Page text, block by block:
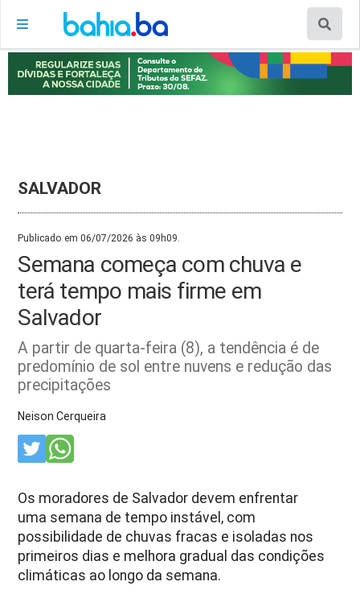
SALVADOR
Publicado em 06/07/2026 às 09h09.
Semana começa com chuva e
terá tempo mais firme em
Salvador
A partir de quarta-feira (8), a tendência é de
predomínio de sol entre nuvens e redução das
precipitações
Neison Cerqueira
Os moradores de Salvador devem enfrentar
uma semana de tempo instável, com
possibilidade de chuvas fracas e isoladas nos
primeiros dias e melhora gradual das condições
climáticas ao longo da semana.